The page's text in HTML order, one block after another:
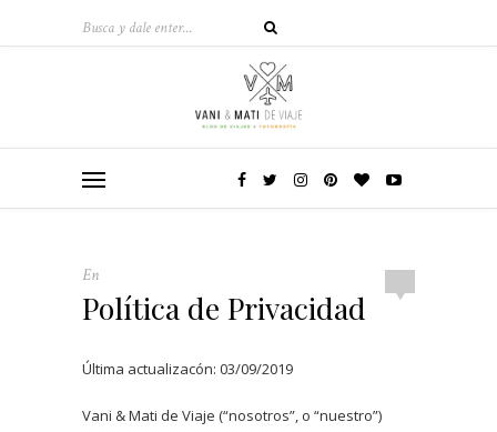
En
Política de Privacidad
Última actualizacón: 03/09/2019
Vani & Mati de Viaje (“nosotros”, o “nuestro”)